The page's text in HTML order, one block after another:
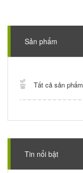
Sản phẩm
Tất cả sản phẩm
Tin nổi bật